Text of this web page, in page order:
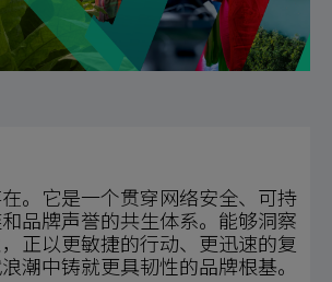
。它是一个贯穿网络安全、可持
品牌声誉的共生体系。能够洞察
正以更敏捷的行动、更迅速的复
潮中铸就更具韧性的品牌根基。